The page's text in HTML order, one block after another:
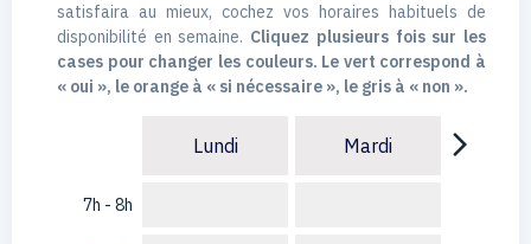
satisfaira au mieux, cochez vos horaires habituels de
disponibilité en semaine. Cliquez plusieurs fois sur les
cases pour changer les couleurs. Le vert correspond à
« oui », le orange à « si nécessaire », le gris à « non ».
7h - 8h
Lundi Mardi arrow_forward_ios